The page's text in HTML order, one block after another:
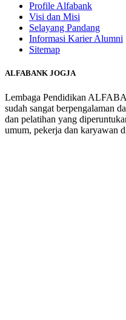
Profile Alfabank
Visi dan Misi
Selayang Pandang
Informasi Karier Alumni
Sitemap
ALFABANK JOGJA
Lembaga Pendidikan
sudah sangat berpengalaman
dan pelatihan yang
umum, pekerja dan karyawan